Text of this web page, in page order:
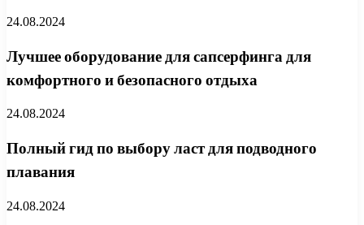
24.08.2024
Лучшее оборудование для сапсерфинга для
комфортного и безопасного отдыха
24.08.2024
Полный гид по выбору ласт для подводного
плавания
24.08.2024